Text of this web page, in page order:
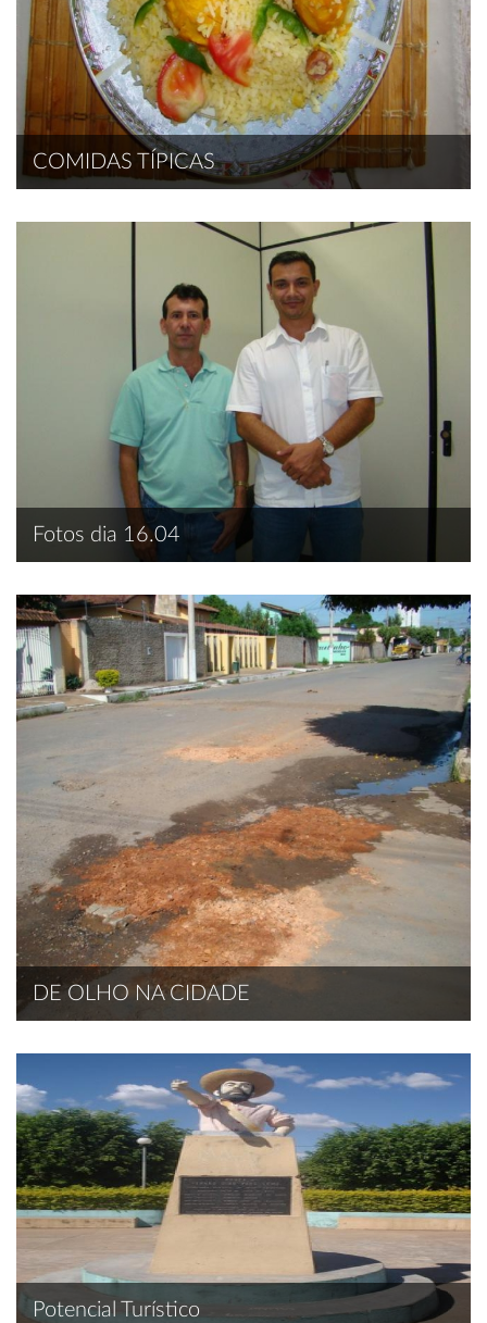
COMIDAS TÍPICAS
Fotos dia 16.04
DE OLHO NA CIDADE
Potencial Turístico